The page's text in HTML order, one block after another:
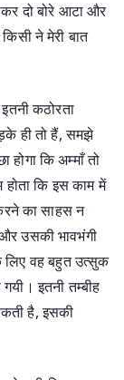
दो बोरे आटा और
ने मेरी बात
कठोरता
ही तो हैं, समझे
कि अम्माँ तो
कि इस काम में
का साहस न
उसकी भावभंगी
लिए वह बहुत उत्सुक
इतनी तम्बीह
है, इसकी